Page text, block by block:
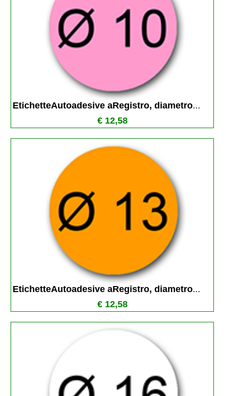
EtichetteAutoadesive aRegistro, diametro...
€ 12,58
EtichetteAutoadesive aRegistro, diametro...
€ 12,58